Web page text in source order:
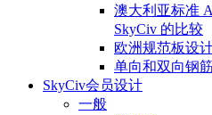
澳大利亚标准
SkyCiv 的比较
欧洲规范板设
单向和双向钢
SkyCiv会员设计
一般